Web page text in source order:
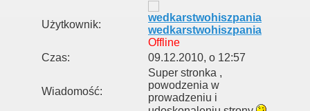
Użytkownik:
wedkarstwohiszpania
Offline
Czas:
09.12.2010, o 12:57
Wiadomość:
Super stronka ,
powodzenia w
prowadzeniu i